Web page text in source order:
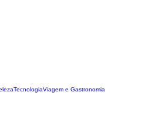
TecnologiaViagem e Gastronomia